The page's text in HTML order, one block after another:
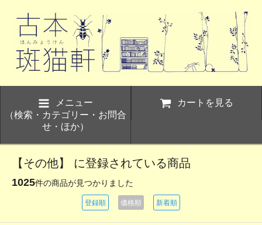
メニュー
（検索・カテゴリー・お問合
せ・ほか）
カートを見る
【その他】 に登録されている商品
1025件の商品が見つかりました
登録順 価格順 新着順